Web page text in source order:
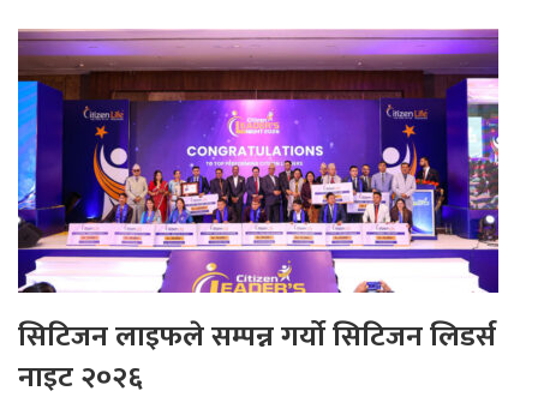
सिटिजन लाइफले सम्पन्न गर्यो सिटिजन लिडर्स
नाइट २०२६